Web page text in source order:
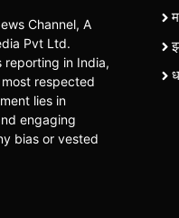
Channel, A
Pvt Ltd.
reporting in India,
respected
lies in
engaging
bias or vested